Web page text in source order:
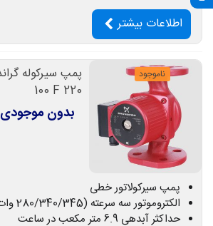
اطلاعات بیشتر
ناموجود
100 F 220
بدون موجودی
پمپ سیرکولاتور خطی
الکتروموتور سه سرعته (280/340/345 وات)
حداکثر آبدهی 6.9 متر مکعب در ساعت